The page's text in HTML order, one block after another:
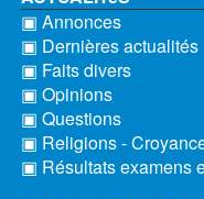
▣ Annonces
▣ Dernières actualités
▣ Faits divers
▣ Opinions
▣ Questions
▣ Religions -
▣ Résultats examens